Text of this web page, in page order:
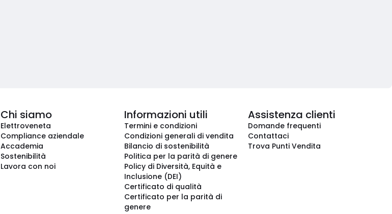
Chi siamo
Elettroveneta
Compliance aziendale
Accademia
Sostenibilità
Lavora con noi
Informazioni utili
Termini e condizioni
Condizioni generali di vendita
Bilancio di sostenibilità
Politica per la parità di genere
Policy di Diversità, Equità e
Inclusione (DEI)
Certificato di qualità
Certificato per la parità di
genere
Assistenza clienti
Domande frequenti
Contattaci
Trova Punti Vendita